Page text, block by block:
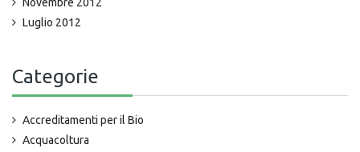
Luglio 2012
Categorie
Accreditamenti per il Bio
Acquacoltura